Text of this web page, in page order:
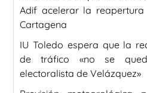
Adif acelerar la
Cartagena
IU Toledo espera que la
de tráfico «no se
electoralista de Velázquez»